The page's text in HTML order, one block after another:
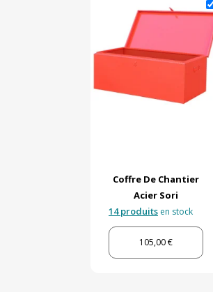
Coffre De Chantier
Acier Sori
14 produits en stock
105,00 €